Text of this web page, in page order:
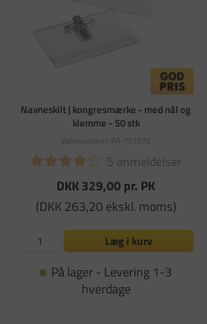
Navneskilt | kongresmærke - med nål og
klemme - 50 stk
Varenummer: PA-701575
5 anmeldelser
DKK 329,00pr. PK
(DKK 263,20 ekskl. moms)
Læg i kurv
På lager - Levering 1-3
hverdage